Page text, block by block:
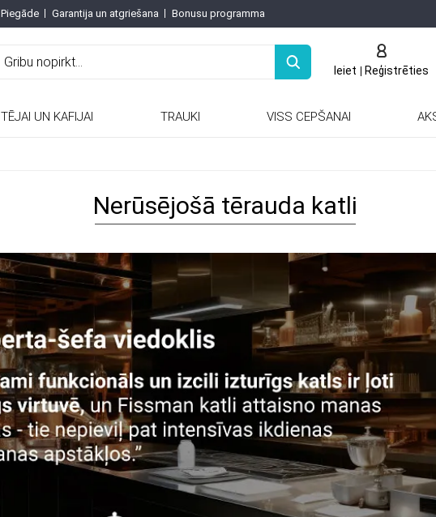
Piegāde Garantija un atgriešana Bonusu programma
Ieiet Reģistrēties
TĒJAI UN KAFIJAI TRAUKI VISS CEPŠANAI
Nerūsējošā tērauda katli